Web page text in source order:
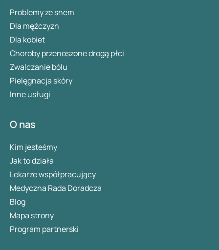
Problemy ze snem
Dla mężczyzn
Dla kobiet
Choroby przenoszone drogą płci
Zwalczanie bólu
Pielęgnacja skóry
Inne usługi
O nas
Kim jesteśmy
Jak to działa
Lekarze współpracujący
Medyczna Rada Doradcza
Blog
Mapa strony
Program partnerski